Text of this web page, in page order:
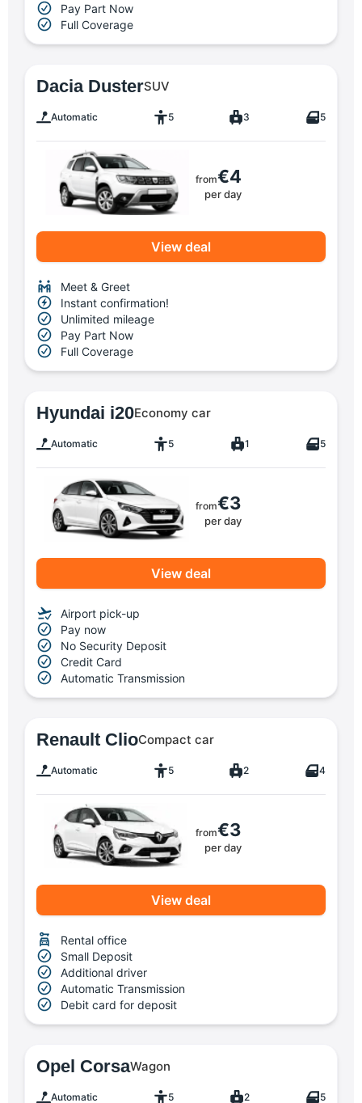
Pay Part Now
Full Coverage
Dacia DusterSUV
Automatic 5 3 5
from€4
per day
View deal
Meet & Greet
Instant confirmation!
Unlimited mileage
Pay Part Now
Full Coverage
Hyundai i20Economy car
Automatic 5 1 5
from€3
per day
View deal
Airport pick-up
Pay now
No Security Deposit
Credit Card
Automatic Transmission
Renault ClioCompact car
Automatic 5 2 4
from€3
per day
View deal
Rental office
Small Deposit
Additional driver
Automatic Transmission
Debit card for deposit
Opel CorsaWagon
Automatic 5 2 5